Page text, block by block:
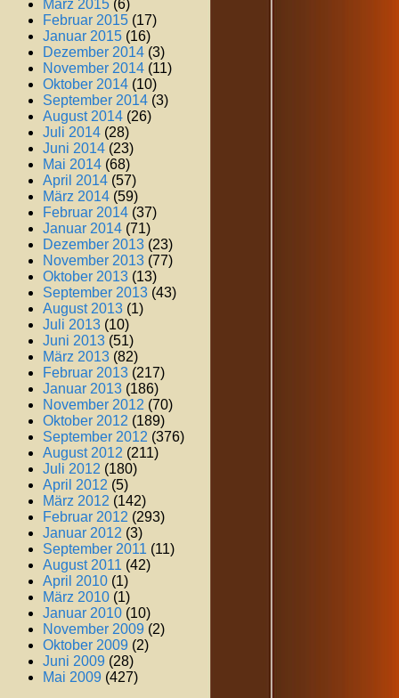
März 2015 (6)
Februar 2015 (17)
Januar 2015 (16)
Dezember 2014 (3)
November 2014 (11)
Oktober 2014 (10)
September 2014 (3)
August 2014 (26)
Juli 2014 (28)
Juni 2014 (23)
Mai 2014 (68)
April 2014 (57)
März 2014 (59)
Februar 2014 (37)
Januar 2014 (71)
Dezember 2013 (23)
November 2013 (77)
Oktober 2013 (13)
September 2013 (43)
August 2013 (1)
Juli 2013 (10)
Juni 2013 (51)
März 2013 (82)
Februar 2013 (217)
Januar 2013 (186)
November 2012 (70)
Oktober 2012 (189)
September 2012 (376)
August 2012 (211)
Juli 2012 (180)
April 2012 (5)
März 2012 (142)
Februar 2012 (293)
Januar 2012 (3)
September 2011 (11)
August 2011 (42)
April 2010 (1)
März 2010 (1)
Januar 2010 (10)
November 2009 (2)
Oktober 2009 (2)
Juni 2009 (28)
Mai 2009 (427)